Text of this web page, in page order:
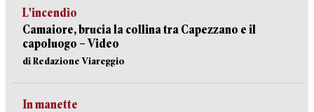
L'incendio
Camaiore, brucia la collina tra Capezzano e il
capoluogo – Video
di Redazione Viareggio
In manette